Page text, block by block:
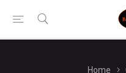
Home